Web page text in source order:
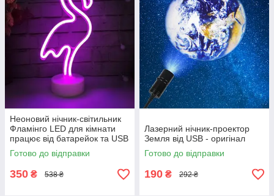
Неоновий нічник-світильник
Фламінго LED для кімнати
працює від батарейок та USB
- оригінал
Готово до відправки
350 ₴ 538 ₴
Лазерний нічник-проектор
Земля від USB - оригінал
Готово до відправки
190 ₴ 292 ₴